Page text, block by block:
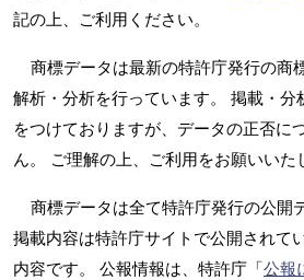
記の上、ご利用ください。
商標データは最新の特許庁発行の商
解析・分析を行っています。 掲載・分
をつけておりますが、データの正否に
ん。 ご理解の上、ご利用をお願いいた
商標データは全て特許庁発行の公開
掲載内容は特許庁サイトで公開されて
内容です。 公報情報は、特許庁「公報